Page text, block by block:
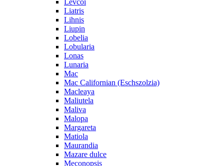
Levcoi
Liatris
Lihnis
Liupin
Lobelia
Lobularia
Lonas
Lunaria
Mac
Mac Californian (Eschszolzia)
Macleaya
Maliutela
Maliva
Malopa
Margareta
Matiola
Maurandia
Mazare dulce
Meconopsis